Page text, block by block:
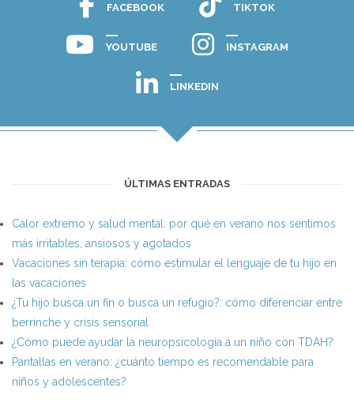
FACEBOOK TIKTOK
YOUTUBE INSTAGRAM
LINKEDIN
ÚLTIMAS ENTRADAS
Calor extremo y salud mental: por qué en verano nos sentimos
más irritables, ansiosos y agotados
Vacaciones sin terapia: cómo estimular el lenguaje de tu hijo en
las vacaciones
¿Tu hijo busca un fin o busca un refugio?: cómo diferenciar entre
berrinche y crisis sensorial
¿Cómo puede ayudar la neuropsicología a un niño con TDAH?
Pantallas en verano: ¿cuánto tiempo es recomendable para
niños y adolescentes?